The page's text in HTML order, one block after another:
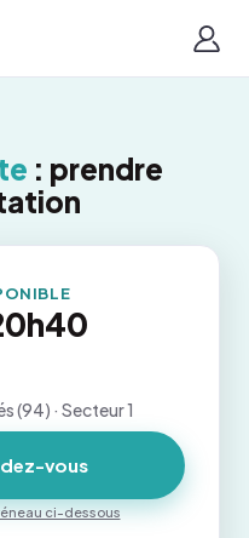
: prendre
(94) · Secteur 1
vous
ci-dessous